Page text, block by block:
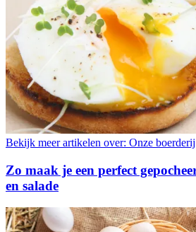
Bekijk meer artikelen over: Onze boerderij
Zo maak je een perfect
en salade